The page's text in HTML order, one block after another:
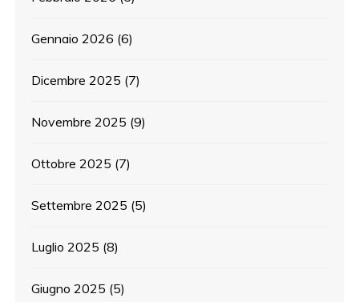
Gennaio 2026 (6)
Dicembre 2025 (7)
Novembre 2025 (9)
Ottobre 2025 (7)
Settembre 2025 (5)
Luglio 2025 (8)
Giugno 2025 (5)